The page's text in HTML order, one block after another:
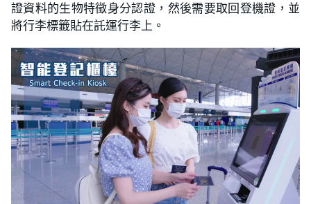
證資料的生物特徵身分認證，然後需要取回登機證，並
將行李標籤貼在託運行李上。